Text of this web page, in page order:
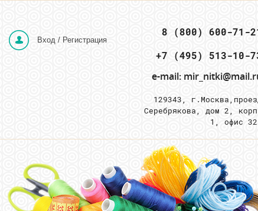
8 (800) 600-71-
e-mail:
129343, г.Москва,
Серебрякова, дом 2,
1, офис 32
Вход / Регистрация